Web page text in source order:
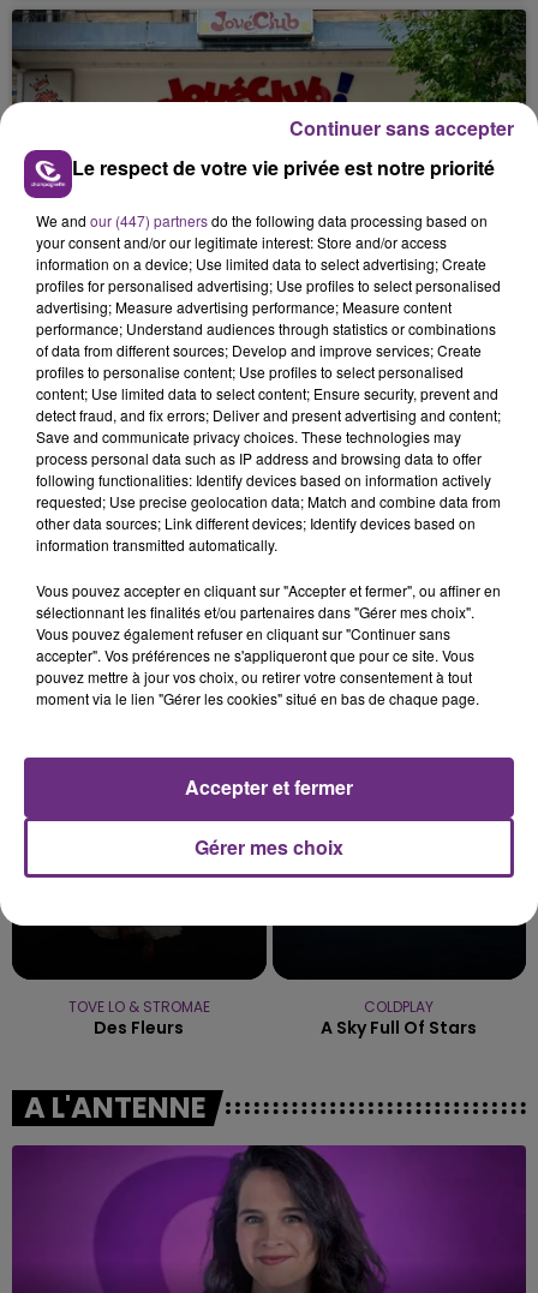
nucléaire ardennaise est à l'arrêt. Une situation
justifiée par la sécheresse intense qui est toujours
présente.
LE MAGASIN JOUÉCLUB DE REIMS FERME
SES PORTES
C'était l'une des institutions du centre-ville
rémois. Le magasin JouéClub est contraint de
fermer ses portes.
TITRES DIFFUSÉS
10h00
10h00
ALEX WARREN
Fever Dream
9h58
9h58
RAVYN LENAE
Love Me Not
9h50
9h50
TOVE LO & STROMAE
Des Fleurs
9h46
9h46
COLDPLAY
A Sky Full Of Stars
A L'ANTENNE
Le respect de votre vie privée est notre priorité
We and our (447) partnersdo the following data processing based on
your consent and/or our legitimate interest: Store and/or access
information on a device; Use limited data to select advertising; Create
profiles for personalised advertising; Use profiles to select personalised
advertising; Measure advertising performance; Measure content
performance; Understand audiences through statistics or combinations
of data from different sources; Develop and improve services; Create
profiles to personalise content; Use profiles to select personalised
content; Use limited data to select content; Ensure security, prevent and
detect fraud, and fix errors; Deliver and present advertising and content;
Save and communicate privacy choices. These technologies may
process personal data such as IP address and browsing data to offer
following functionalities: Identify devices based on information actively
requested; Use precise geolocation data; Match and combine data from
other data sources; Link different devices; Identify devices based on
information transmitted automatically.
Vous pouvez accepter en cliquant sur "Accepter et fermer", ou affiner en
sélectionnant les finalités et/ou partenaires dans "Gérer mes choix".
Vous pouvez également refuser en cliquant sur "Continuer sans
accepter". Vos préférences ne s'appliqueront que pour ce site. Vous
pouvez mettre à jour vos choix, ou retirer votre consentement à tout
moment via le lien "Gérer les cookies" situé en bas de chaque page.
Gérer mes choix
Accepter et fermer
Continuer sans accepter